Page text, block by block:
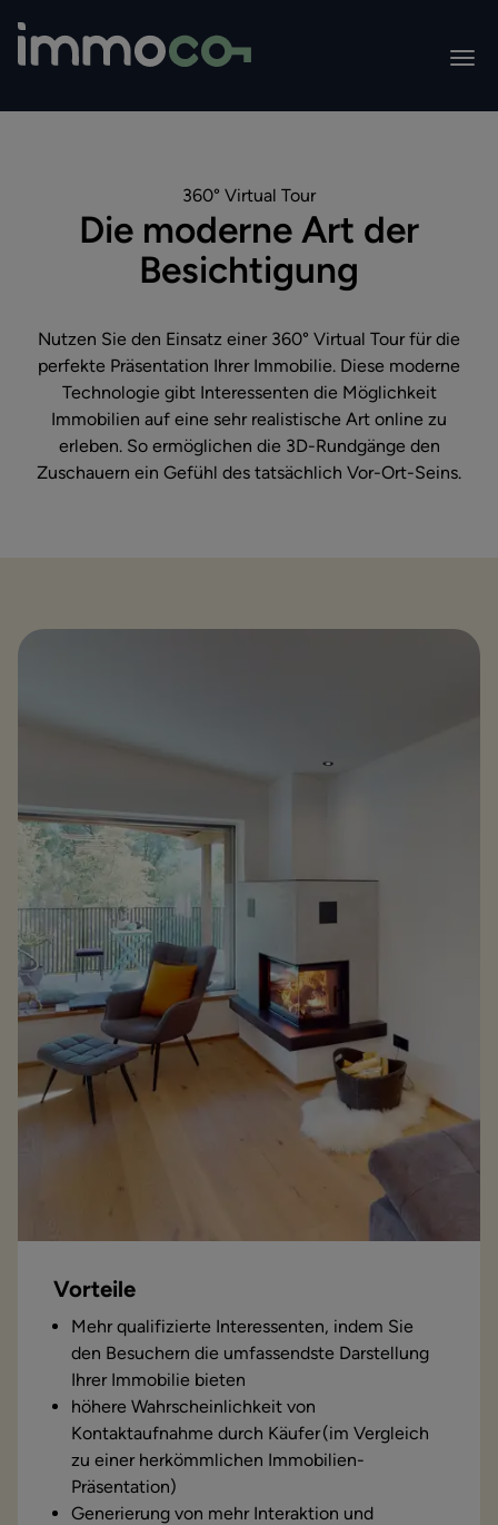
360° Virtual Tour
Die moderne Art der
Besichtigung
Nutzen Sie den Einsatz einer 360° Virtual Tour für die
perfekte Präsentation Ihrer Immobilie. Diese moderne
Technologie gibt Interessenten die Möglichkeit
Immobilien auf eine sehr realistische Art online zu
erleben. So ermöglichen die 3D-Rundgänge den
Zuschauern ein Gefühl des tatsächlich Vor-Ort-Seins.
Vorteile
Mehr qualifizierte Interessenten, indem Sie
den Besuchern die umfassendste Darstellung
Ihrer Immobilie bieten
höhere Wahrscheinlichkeit von
Kontaktaufnahme durch Käufer (im Vergleich
zu einer herkömmlichen Immobilien-
Präsentation)
Generierung von mehr Interaktion und